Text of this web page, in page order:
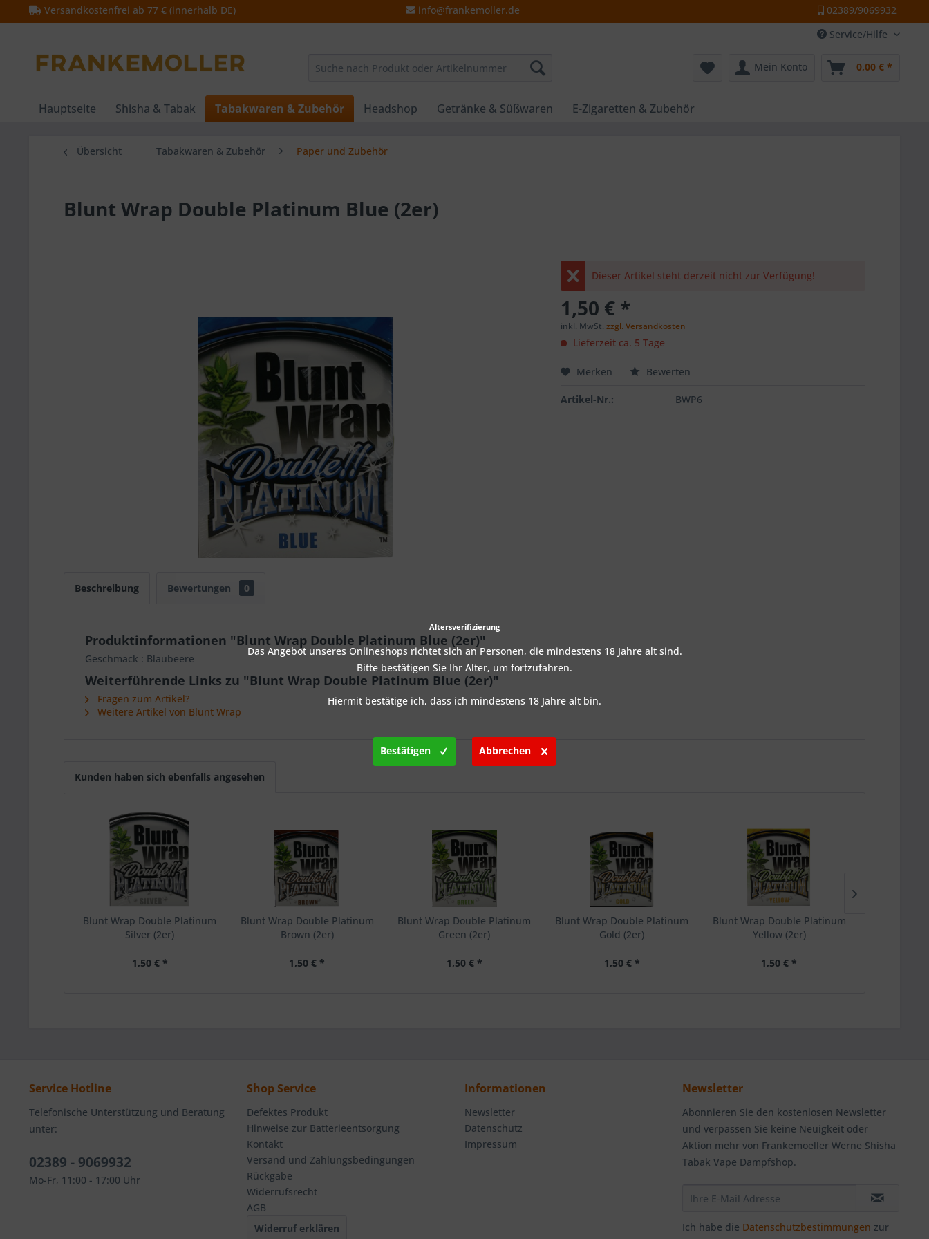
Versandkostenfrei ab 77 € (innerhalb DE) info@frankemoller.de
02389/9069932
Service/Hilfe
Mein Konto 0,00 € *
Hauptseite Shisha & Tabak Tabakwaren & Zubehör Headshop Getränke & Süßwaren E-Zigaretten & Zubehör
Übersicht Tabakwaren & Zubehör Paper und Zubehör
Blunt Wrap Double Platinum Blue (2er)
Dieser Artikel steht derzeit nicht zur Verfügung!
1,50 € *
inkl. MwSt.zzgl. Versandkosten
Lieferzeit ca. 5 Tage
Merken Bewerten
Artikel-Nr.: BWP6
Beschreibung Bewertungen 0
Produktinformationen "Blunt Wrap Double Platinum Blue (2er)"
Geschmack : Blaubeere
Weiterführende Links zu "Blunt Wrap Double Platinum Blue (2er)"
Fragen zum Artikel?
Weitere Artikel von Blunt Wrap
Kunden haben sich ebenfalls angesehen
Blunt Wrap Double Platinum
Silver (2er)
1,50 € *
Blunt Wrap Double Platinum
Brown (2er)
1,50 € *
Blunt Wrap Double Platinum
Green (2er)
1,50 € *
Blunt Wrap Double Platinum
Gold (2er)
1,50 € *
Blunt Wrap Double Platinum
Yellow (2er)
1,50 € *
Service Hotline
Telefonische Unterstützung und Beratung
unter:
02389 - 9069932
Mo-Fr, 11:00 - 17:00 Uhr
Shop Service
Defektes Produkt
Hinweise zur Batterieentsorgung
Kontakt
Versand und Zahlungsbedingungen
Rückgabe
Widerrufsrecht
AGB
Widerruf erklären
Informationen
Newsletter
Datenschutz
Impressum
Newsletter
Abonnieren Sie den kostenlosen Newsletter
und verpassen Sie keine Neuigkeit oder
Aktion mehr von Frankemoeller Werne Shisha
Tabak Vape Dampfshop.
Ich habe die Datenschutzbestimmungen zur
Altersverifizierung
Das Angebot unseres Onlineshops richtet sich an Personen, die mindestens 18 Jahre alt sind.
Bitte bestätigen Sie Ihr Alter, um fortzufahren.
Hiermit bestätige ich, dass ich mindestens 18 Jahre alt bin.
Bestätigen Abbrechen